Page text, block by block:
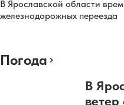
В Ярославской области
железнодорожных переезда
Погода
В
ветер